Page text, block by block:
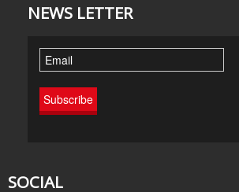
NEWS LETTER
SOCIAL